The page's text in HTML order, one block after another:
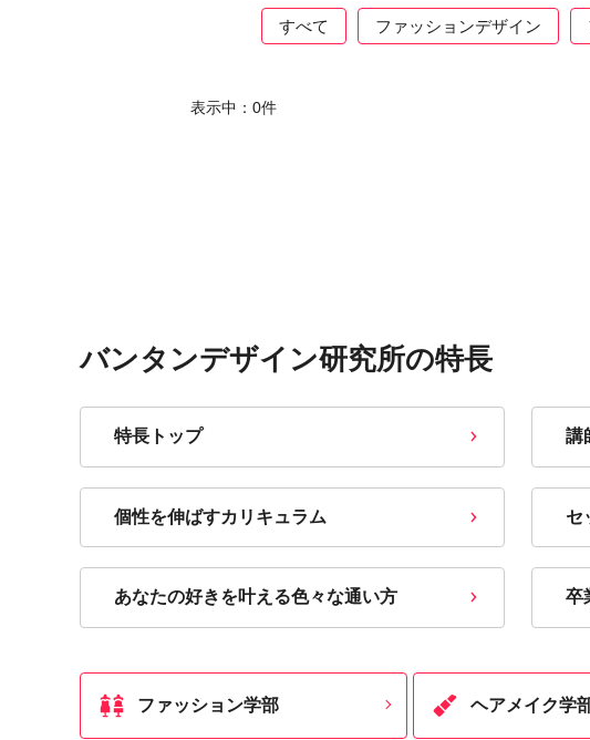
すべて ファッションデザイン
表示中： 0件
バンタンデザイン研究所の特長
特長トップ 講
個性を伸ばすカリキュラム セ
あなたの好きを叶える⾊々な通い⽅ 卒
ファッション学部 ヘアメイク学